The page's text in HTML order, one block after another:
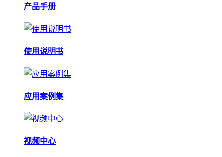
产品手册
使用说明书
应用案例集
视频中心